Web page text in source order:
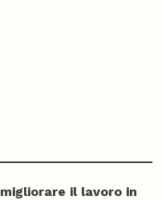
migliorare il lavoro in